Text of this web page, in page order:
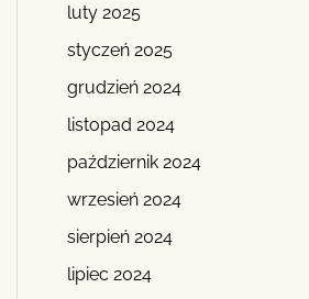
luty 2025
styczeń 2025
grudzień 2024
listopad 2024
październik 2024
wrzesień 2024
sierpień 2024
lipiec 2024